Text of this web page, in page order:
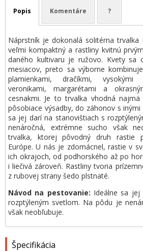
Popis Komentáre ?
Náprstník je dokonalá solitérna
veľmi kompaktný a rastliny kvitnú
daného kultivaru je ružovo. Kvety sa
mesiacov, preto sa výborne
plamienkami, dračíkmi, vysokými
veronikami, margarétami a
cesnakmi. Je to trvalka vhodná
pôsobiace výsadby, do záhonov s inými
sa jej darí na stanovištiach s
nenáročná, extrémne sucho však
trvalka, ktorej pôvodný druh rastie
Európe. U nás je zdomácnel, rastie v
ich okrajoch, od podhorského až po
i liečivá zároveň. Rastliny tvoria
z rubovej strany šedo plstnaté.
Návod na pestovanie: Ideálne sa jej
rozptýleným svetlom. Na pôdu je
však neobľubuje.
Špecifikácia